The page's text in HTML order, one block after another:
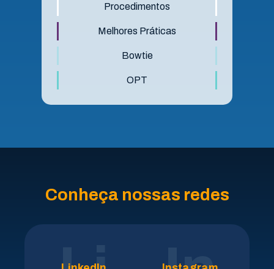
Procedimentos
Melhores Práticas
Bowtie
OPT
Conheça nossas redes